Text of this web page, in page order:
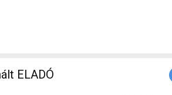
használt ELADÓ